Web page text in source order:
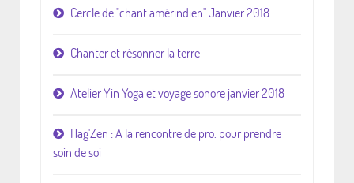
Cercle de "chant amérindien" Janvier 2018
Chanter et résonner la terre
Atelier Yin Yoga et voyage sonore janvier 2018
Hag'Zen : A la rencontre de pro. pour prendre
soin de soi